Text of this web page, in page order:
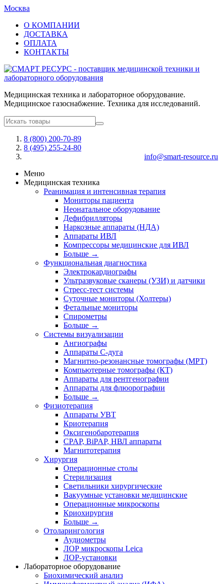
Москва
О КОМПАНИИ
ДОСТАВКА
ОПЛАТА
КОНТАКТЫ
Медицинская техника и лабораторное оборудование.
Медицинское газоснабжение. Техника для исследований.
8 (800) 200-70-89
8 (495) 255-24-80
info@smart-resource.ru
Меню
Медицинская техника
Реанимация и интенсивная терапия
Мониторы пациента
Неонатальное оборудование
Дефибрилляторы
Наркозные аппараты (НДА)
Аппараты ИВЛ
Компрессоры медицинские для ИВЛ
Больше →
Функциональная диагностика
Электрокардиографы
Ультразвуковые сканеры (УЗИ) и датчики
Стресс-тест системы
Суточные мониторы (Холтеры)
Фетальные мониторы
Спирометры
Больше →
Системы визуализации
Ангиографы
Аппараты C-дуга
Магнитно-резонансные томографы (МРТ)
Компьютерные томографы (КТ)
Аппараты для рентгенографии
Аппараты для флюорографии
Больше →
Физиотерапия
Аппараты УВТ
Криотерапия
Оксигенобаротерапия
CPAP, BiPAP, НВЛ аппараты
Магнитотерапия
Хирургия
Операционные столы
Стерилизация
Светильники хирургические
Вакуумные установки медицинские
Операционные микроскопы
Криохирургия
Больше →
Отоларингология
Аудиометры
ЛОР микроскопы Leica
ЛОР-установки
Лабораторное оборудование
Биохимический анализ